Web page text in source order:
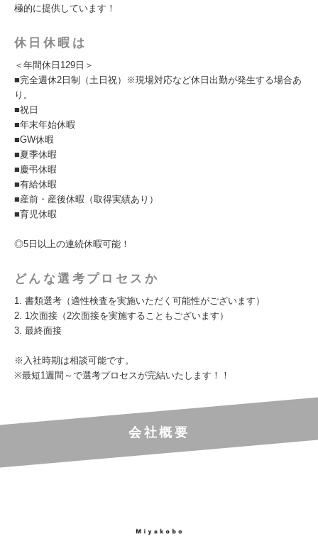
極的に提供しています！
休日休暇は
＜年間休日129日＞
■完全週休2日制（土日祝）※現場対応など休日出勤が発生する場合あ
り。
■祝日
■年末年始休暇
■GW休暇
■夏季休暇
■慶弔休暇
■有給休暇
■産前・産後休暇（取得実績あり）
■育児休暇
◎5日以上の連続休暇可能！
どんな選考プロセスか
1. 書類選考（適性検査を実施いただく可能性がございます）
2. 1次面接（2次面接を実施することもございます）
3. 最終面接
※入社時期は相談可能です。
※最短1週間～で選考プロセスが完結いたします！！
会社概要